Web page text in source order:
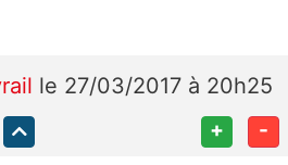
le 27/03/2017 à 20h25
+ -